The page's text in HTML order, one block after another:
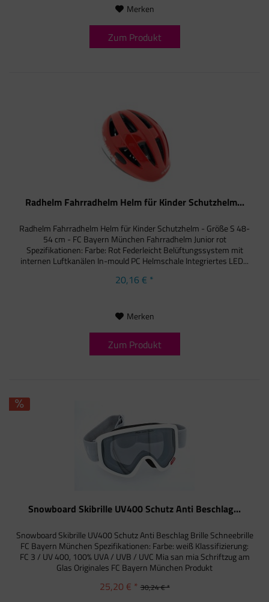
Merken
Zum Produkt
Radhelm Fahrradhelm Helm für Kinder Schutzhelm...
Radhelm Fahrradhelm Helm für Kinder Schutzhelm - Größe S 48-
54 cm - FC Bayern München Fahrradhelm Junior rot
Spezifikationen: Farbe: Rot Federleicht Belüftungssystem mit
internen Luftkanälen In-mould PC Helmschale Integriertes LED...
20,16 € *
Merken
Zum Produkt
Snowboard Skibrille UV400 Schutz Anti Beschlag...
Snowboard Skibrille UV400 Schutz Anti Beschlag Brille Schneebrille
FC Bayern München Spezifikationen: Farbe: weiß Klassifizierung:
FC 3 / UV 400, 100% UVA / UVB / UVC Mia san mia Schriftzug am
Glas Originales FC Bayern München Produkt
25,20 € * 30,24 € *